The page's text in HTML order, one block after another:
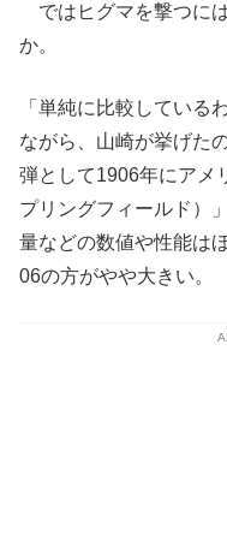
ではヒグマを撃つに
か。
「単純に比較してい
ながら、山崎が挙げた
弾として1906年にアメ
プリングフィールド）
量などの数値や性能は
06の方がやや大きい。